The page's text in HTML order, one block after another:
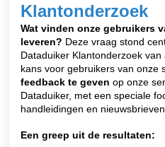
Klantonderzoek
Wat vinden onze gebruikers
leveren? Deze vraag stond
Dataduiker Klantonderzoek
kans voor gebruikers van onze
feedback te geven op onze
Dataduiker, met een speciale
handleidingen en nieuwsbrieven.
Een greep uit de resultaten: